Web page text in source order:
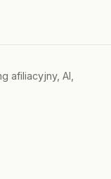
afiliacyjny, AI,